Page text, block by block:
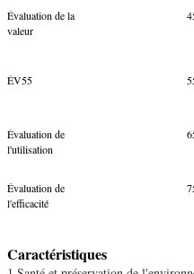
Évaluation de la
valeur
ÉV55
Évaluation de
l'utilisation
Évaluation de
l'efficacité
Caractéristiques